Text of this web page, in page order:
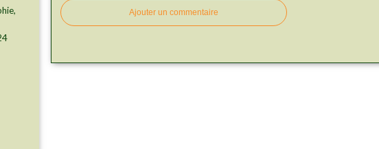
Ajouter un commentaire